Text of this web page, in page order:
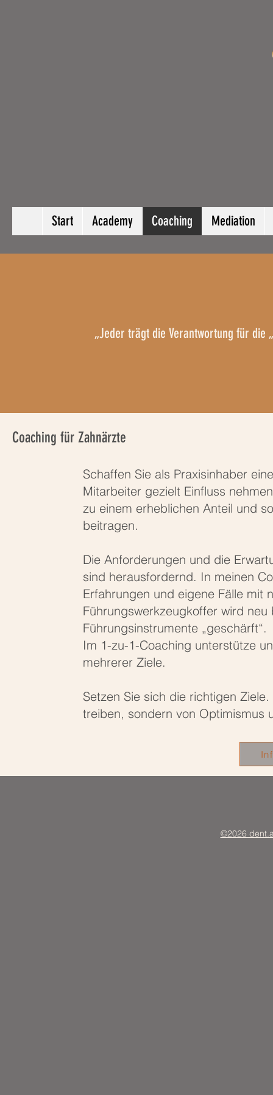
Start Academy Coaching Mediation
„Jeder trägt die Verantwortung für die
Coaching für Zahnärzte
Schaffen Sie als Praxisinhaber
Mitarbeiter gezielt Einfluss
zu einem erheblichen Anteil und
beitragen.
Die Anforderungen und die
sind herausfordernd. In meinen
Erfahrungen und eigene Fälle mit
Führungswerkzeugkoffer wird
Führungsinstrumente „geschärft“.
Im 1-zu-1-Coaching unterstütze
mehrerer Ziele.
Setzen Sie sich die richtigen
treiben, sondern von Optimismus
©2026